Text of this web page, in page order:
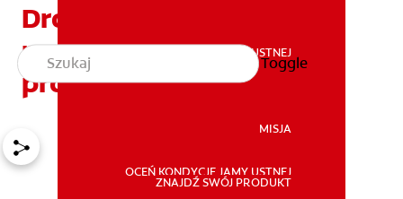
ZDROWIE JAMY USTNEJ
ZDROWIE JAMY USTNEJ
MISJA
OCEŃ KONDYCJĘ JAMY USTNEJ
ZNAJDŹ SWÓJ PRODUKT
Toggle
Drożdżyca ust – objawy,
przyczyny, leczenie i
profilaktyka